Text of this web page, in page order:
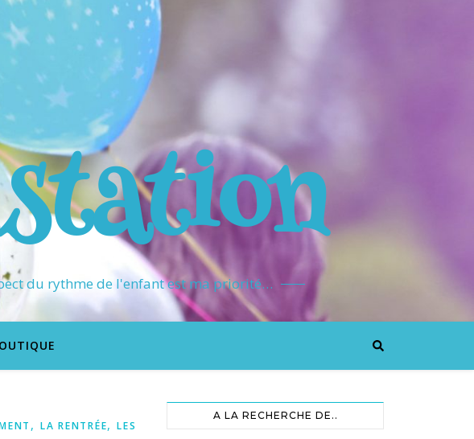
du rythme de l'enfant est ma priorité…
,LA RENTRÉE,LES
A LA RECHERCHE DE..